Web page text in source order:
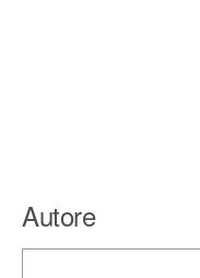
Autore